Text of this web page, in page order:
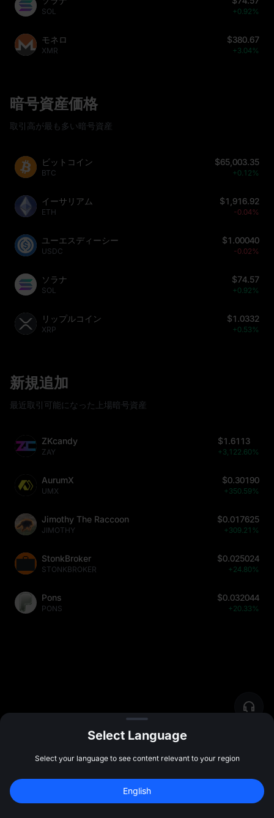
SOL +0.92%
モネロ
XMR
$380.67
+3.04%
暗号資産価格
取引高が最も多い暗号資産
ビットコイン
BTC
$65,003.35
+0.12%
イーサリアム
ETH
$1,916.92
-0.04%
ユーエスディーシー
USDC
$1.00040
-0.02%
ソラナ
SOL
$74.57
+0.92%
リップルコイン
XRP
$1.0332
+0.53%
新規追加
最近取引可能になった上場暗号資産
ZKcandy
ZAY
$1.6113
+3,122.60%
AurumX
UMX
$0.30190
+350.59%
Jimothy The Raccoon
JIMOTHY
$0.017625
+309.21%
StonkBroker
STONKBROKER
$0.025024
+24.80%
Pons
PONS
$0.032044
+20.33%
コミュニティ
新規登録して 10,000 USDT の先物ボーナス
Select Language
Select your language to see content relevant to your region
English